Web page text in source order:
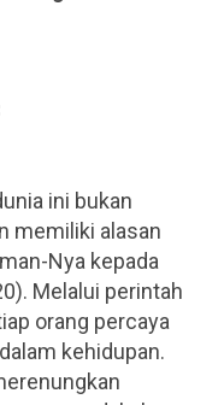
ini bukan
memiliki alasan
Nya kepada
Melalui perintah
orang percaya
kehidupan.